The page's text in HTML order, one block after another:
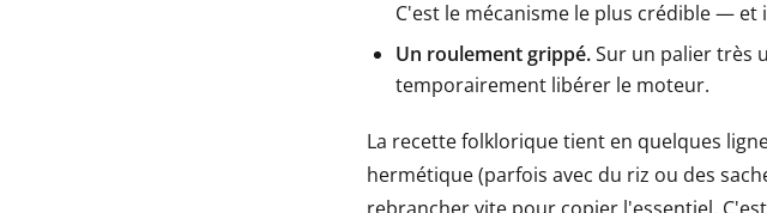
C'est le mécanisme le plus crédible —
Un roulement grippé.Sur un palier très
temporairement libérer le moteur.
La recette folklorique tient en quelques
hermétique (parfois avec du riz ou des